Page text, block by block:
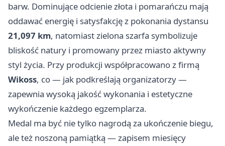
barw. Dominujące odcienie złota i pomarańczu mają
oddawać energię i satysfakcję z pokonania dystansu
21,097 km, natomiast zielona szarfa symbolizuje
bliskość natury i promowany przez miasto aktywny
styl życia. Przy produkcji współpracowano z firmą
Wikoss, co — jak podkreślają organizatorzy —
zapewnia wysoką jakość wykonania i estetyczne
wykończenie każdego egzemplarza.
Medal ma być nie tylko nagrodą za ukończenie biegu,
ale też noszoną pamiątką — zapisem miesięcy